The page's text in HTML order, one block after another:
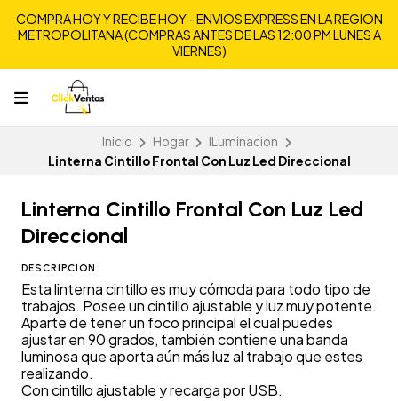
COMPRA HOY Y RECIBE HOY - ENVIOS EXPRESS EN LA REGION
METROPOLITANA (COMPRAS ANTES DE LAS 12:00 PM LUNES A
VIERNES)
Inicio Hogar
ILuminacion
Linterna Cintillo Frontal Con Luz Led Direccional
Linterna Cintillo Frontal Con Luz Led
Direccional
DESCRIPCIÓN
Esta linterna cintillo es muy cómoda para todo tipo de
trabajos. Posee un cintillo ajustable y luz muy potente.
Aparte de tener un foco principal el cual puedes
ajustar en 90 grados, también contiene una banda
luminosa que aporta aún más luz al trabajo que estes
realizando.
Con cintillo ajustable y recarga por USB.